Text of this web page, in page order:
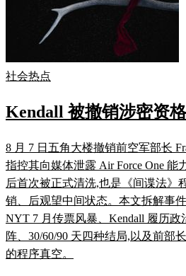
社会热点
Kendall 被撤销涉密资格
8 月 7 日五角大楼撤销前空军部长
指控其向媒体泄露 Air Force One 能
后首次被正式清洗,也是《间谍法》
销、后观望中间状态。本文拆解事
NYT 7 月传票风暴、Kendall 履历
阵、30/60/90 天四种结局,以及前部
的程序真空。